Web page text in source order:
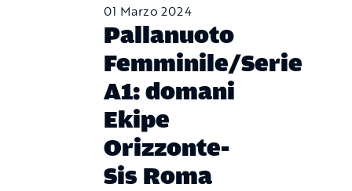
01 Marzo 2024
Pallanuoto
Femminile/Serie
A1: domani
Ekipe
Orizzonte-
Sis Roma